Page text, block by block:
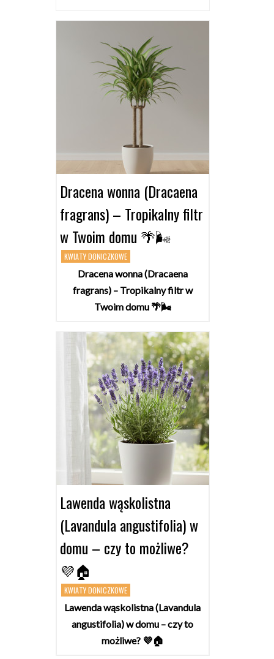
Dracena wonna (Dracaena
fragrans) – Tropikalny filtr
w Twoim domu 🌴🌬️
KWIATY DONICZKOWE
Dracena wonna (Dracaena
fragrans) – Tropikalny filtr w
Twoim domu 🌴🌬️
Lawenda wąskolistna
(Lavandula angustifolia) w
domu – czy to możliwe?
💜🏠
KWIATY DONICZKOWE
Lawenda wąskolistna (Lavandula
angustifolia) w domu – czy to
możliwe? 💜🏠